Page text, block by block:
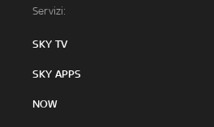
Servizi:
SKY TV
SKY APPS
NOW